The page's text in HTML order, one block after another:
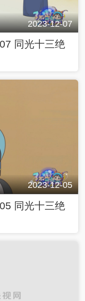
2023-12-07
同光十三绝
2023-12-05
同光十三绝